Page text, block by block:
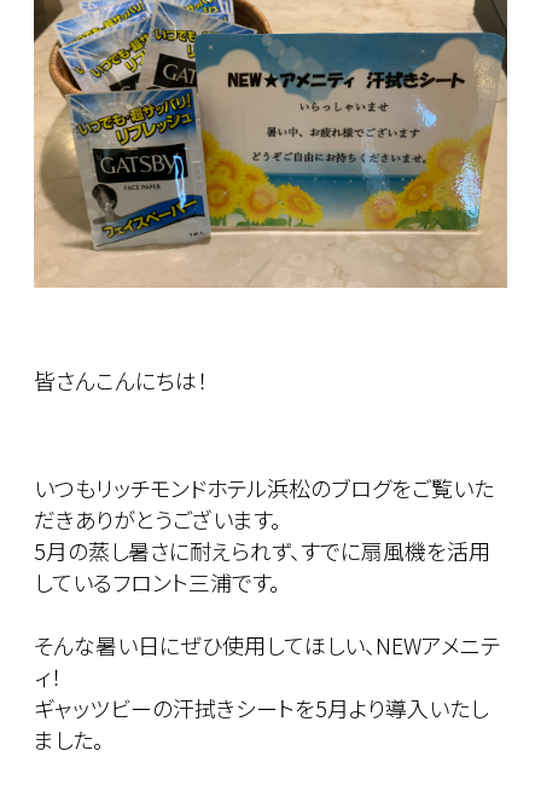
皆さんこんにちは！
いつもリッチモンドホテル浜松のブログをご覧いた
だきありがとうございます。
5月の蒸し暑さに耐えられず、すでに扇風機を活用
しているフロント三浦です。
そんな暑い日にぜひ使用してほしい、NEWアメニテ
ィ！
ギャッツビーの汗拭きシートを5月より導入いたし
ました。